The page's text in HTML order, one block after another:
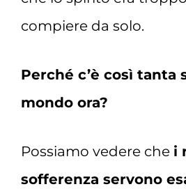
compiere da solo.
Perché c’è così tanta
mondo ora?
Possiamo vedere che i
sofferenza servono